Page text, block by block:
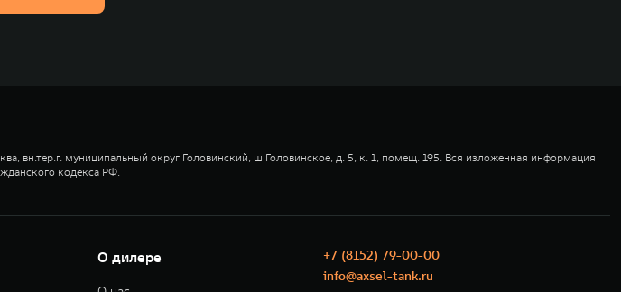
вн.тер.г. муниципальный округ Головинский, ш Головинское, д. 5, к. 1, помещ. 195. Вся изложенная информация
кодекса РФ.
О дилере
+7 (8152) 79-00-00
info@axsel-tank.ru